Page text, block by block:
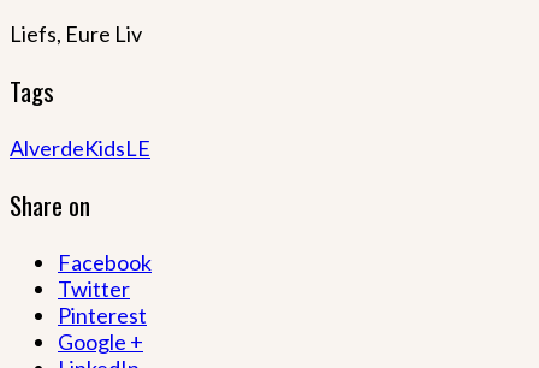
Liefs, Eure Liv
Tags
AlverdeKidsLE
Share on
Facebook
Twitter
Pinterest
Google +